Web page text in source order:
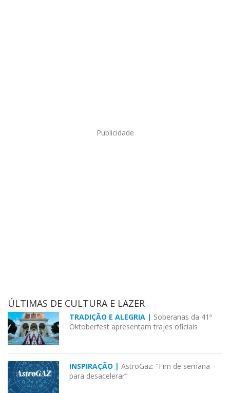
Publicidade
ÚLTIMAS DE CULTURA E LAZER
TRADIÇÃO E ALEGRIA | Soberanas da 41ª
Oktoberfest apresentam trajes oficiais
INSPIRAÇÃO | AstroGaz: "Fim de semana
para desacelerar"